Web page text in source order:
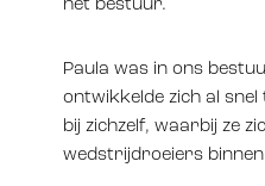
het bestuur.
Paula was in ons
ontwikkelde zich al
bij zichzelf, waarbij ze
wedstrijdroeiers